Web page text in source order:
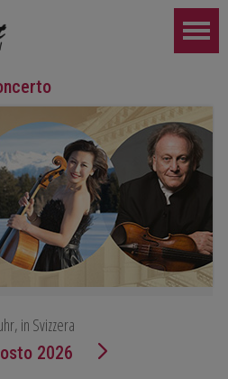
19:30:
Robert Schumann e Astor
in Svizzera
2026